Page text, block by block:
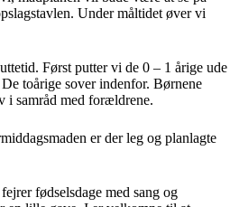
Under måltidet øver vi
Først putter vi de 0 – 1 årige ude
toårige sover indenfor. Børnene
i samråd med forældrene.
er der leg og planlagte
fødselsdage med sang og